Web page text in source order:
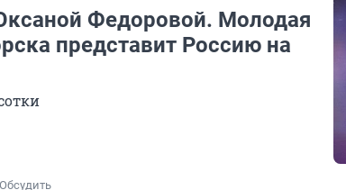
Федоровой. Молодая
представит Россию на
Обсудить